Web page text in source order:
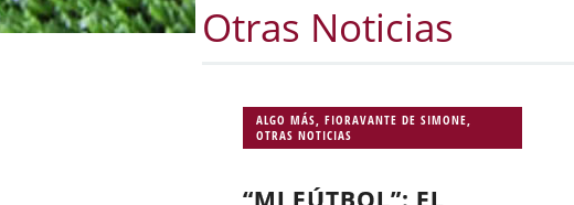
Otras Noticias
ALGO MÁS ,FIORAVANTE DE SIMONE
OTRAS NOTICIAS